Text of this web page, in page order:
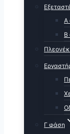
Α
Β
Γ φάση